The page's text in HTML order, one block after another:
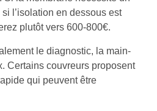
l’isolation en dessous est
plutôt vers 600-800€.
le diagnostic, la main-
Certains couvreurs proposent
qui peuvent être